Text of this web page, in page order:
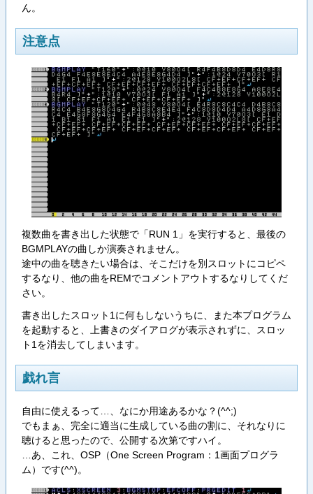
ん。
注意点
複数曲を書き出した状態で「RUN 1」を実行すると、最後の
BGMPLAYの曲しか演奏されません。
途中の曲を聴きたい場合は、そこだけを別スロットにコピペ
するなり、他の曲をREMでコメントアウトするなりしてくだ
さい。
書き出したスロット1に何もしないうちに、また本プログラム
を起動すると、上書きのダイアログが表示されずに、スロッ
ト1を消去してしまいます。
戯れ言
自由に使えるって…、なにか用途あるかな？(^^;)
でもまぁ、完全に適当に生成している曲の割に、それなりに
聴けると思ったので、公開する次第ですハイ。
…あ、これ、OSP（One Screen Program：1画面プログラ
ム）です(^^)。